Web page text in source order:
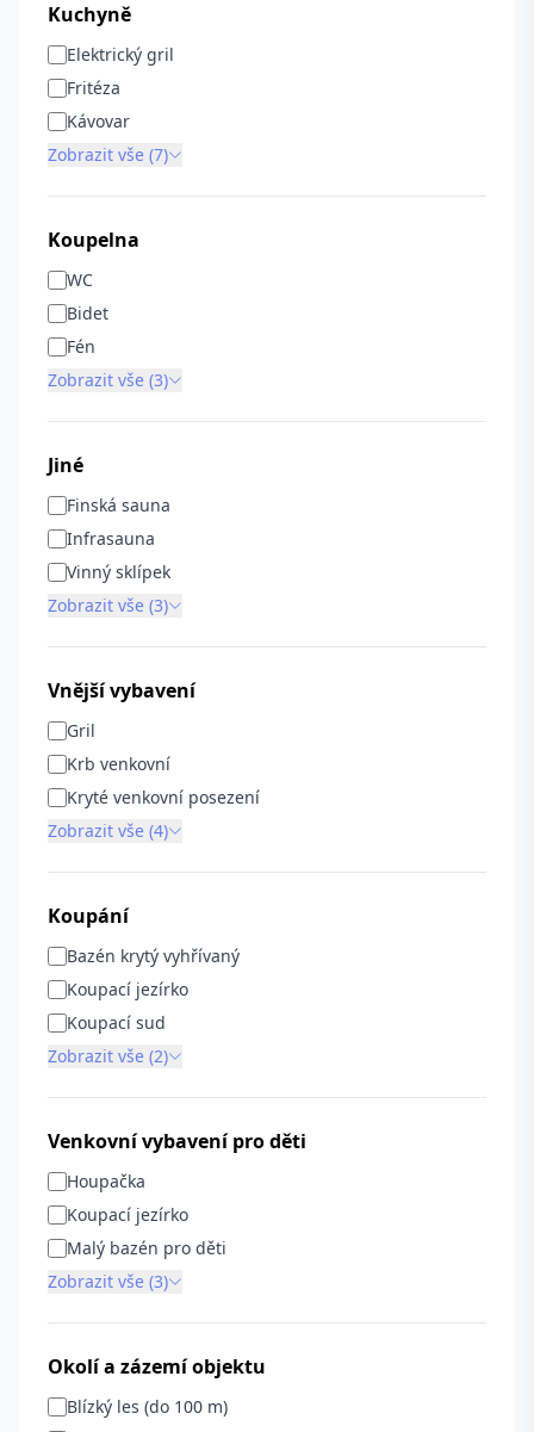
Kuchyně
Elektrický gril
Fritéza
Kávovar
Zobrazit vše (7)
Koupelna
WC
Bidet
Fén
Zobrazit vše (3)
Jiné
Finská sauna
Infrasauna
Vinný sklípek
Zobrazit vše (3)
Vnější vybavení
Gril
Krb venkovní
Kryté venkovní posezení
Zobrazit vše (4)
Koupání
Bazén krytý vyhřívaný
Koupací jezírko
Koupací sud
Zobrazit vše (2)
Venkovní vybavení pro děti
Houpačka
Koupací jezírko
Malý bazén pro děti
Zobrazit vše (3)
Okolí a zázemí objektu
Blízký les (do 100 m)